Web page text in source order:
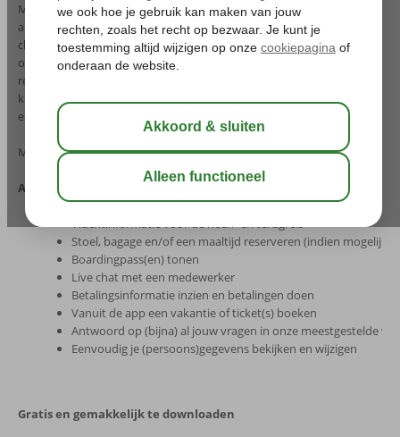
Maar dat is nog niet alles, via de app is het mogelijk om bijvoorbeeld
alvast een stoel te reserveren of een maaltijd aan boord te bestellen.
chatten met een medewerker en is er een uitgebreide lijst met
opgenomen. Met de overzichtelijke menustructuur ziet u in één
reserveringen, maar kunt u ook een nieuwe vakantie of vliegtickets
klant bent van Corendon of (nog) niet, de app is voor iedereen te
een Corendon vakantie wil oriënteren of zijn of haar boeking wil
Met deze handige Corendon app, heeft u dus altijd uw vakantie(s)
Alle voordelen op een rij:
Informatie over de indeling van de kamer(s)
Vluchtinformatie voor de heen- en terugreis
Stoel, bagage en/of een maaltijd reserveren (indien mogelijk
Boardingpass(en) tonen
Live chat met een medewerker
Betalingsinformatie inzien en betalingen doen
Vanuit de app een vakantie of ticket(s) boeken
Antwoord op (bijna) al jouw vragen in onze meestgestelde
Eenvoudig je (persoons)gegevens bekijken en wijzigen
Gratis en gemakkelijk te downloaden